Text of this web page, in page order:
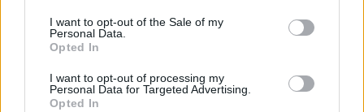
consent section.
I want to opt-out of the Sale of my
Personal Data.
Opted In
I want to opt-out of processing my
Personal Data for Targeted Advertising.
Opted In
Σύμφωνα με το Reuters, ο Ιρανός Υπουργός